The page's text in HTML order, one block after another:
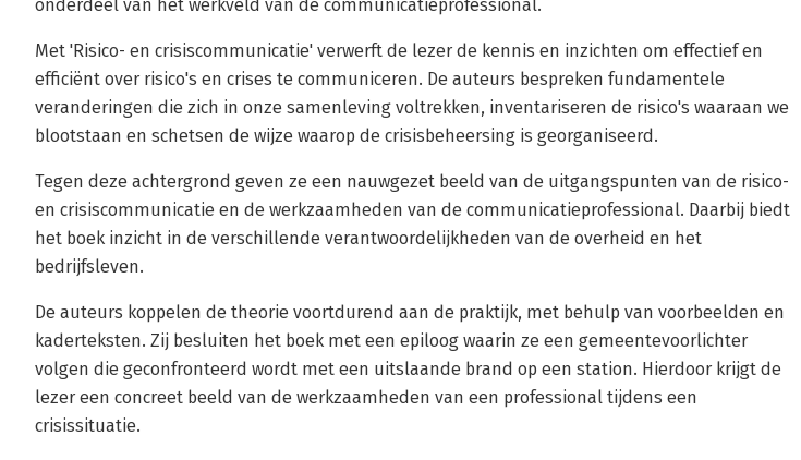
onderdeel van het werkveld van de communicatieprofessional.
Met 'Risico- en crisiscommunicatie' verwerft de lezer de kennis en inzichten om effectief en
efficiënt over risico's en crises te communiceren. De auteurs bespreken fundamentele
veranderingen die zich in onze samenleving voltrekken, inventariseren de risico's waaraan we
blootstaan en schetsen de wijze waarop de crisisbeheersing is georganiseerd.
Tegen deze achtergrond geven ze een nauwgezet beeld van de uitgangspunten van de risico-
en crisiscommunicatie en de werkzaamheden van de communicatieprofessional. Daarbij biedt
het boek inzicht in de verschillende verantwoordelijkheden van de overheid en het
bedrijfsleven.
De auteurs koppelen de theorie voortdurend aan de praktijk, met behulp van voorbeelden en
kaderteksten. Zij besluiten het boek met een epiloog waarin ze een gemeentevoorlichter
volgen die geconfronteerd wordt met een uitslaande brand op een station. Hierdoor krijgt de
lezer een concreet beeld van de werkzaamheden van een professional tijdens een
crisissituatie.